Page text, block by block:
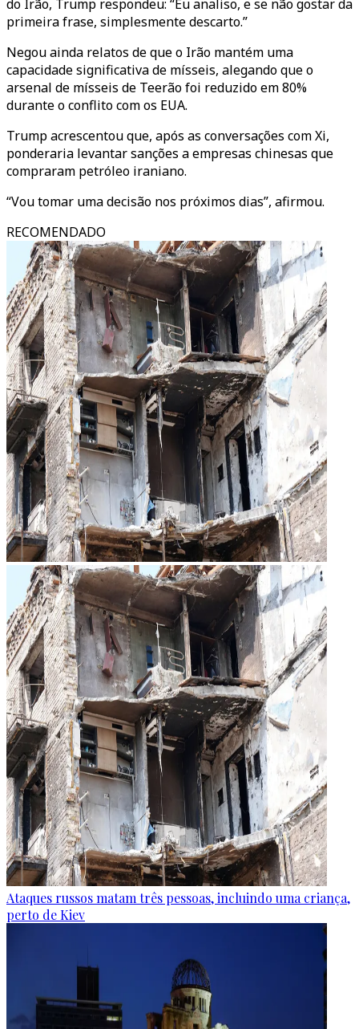
do Irão, Trump respondeu: “Eu analiso, e se não gostar da
primeira frase, simplesmente descarto.”
Negou ainda relatos de que o Irão mantém uma
capacidade significativa de mísseis, alegando que o
arsenal de mísseis de Teerão foi reduzido em 80%
durante o conflito com os EUA.
Trump acrescentou que, após as conversações com Xi,
ponderaria levantar sanções a empresas chinesas que
compraram petróleo iraniano.
“Vou tomar uma decisão nos próximos dias”, afirmou.
RECOMENDADO
Ataques russos matam três pessoas, incluindo uma criança,
perto de Kiev